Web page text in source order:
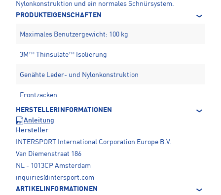
Nylonkonstruktion und ein normales Schnürsystem.
PRODUKTEIGENSCHAFTEN
Maximales Benutzergewicht: 100 kg
3M™ Thinsulate™ Isolierung
Genähte Leder- und Nylonkonstruktion
Frontzacken
HERSTELLERINFORMATIONEN
Anleitung
Hersteller
INTERSPORT International Corporation Europe B.V.
Van Diemenstraat 186
NL - 1013CP Amsterdam
inquiries@intersport.com
ARTIKELINFORMATIONEN